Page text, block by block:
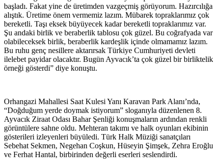
başladı. Fakat yine de üretimden vazgeçmiş görüyorum. Hazırcılığa
alıştık. Üretime önem vermemiz lazım. Mübarek topraklarımız çok
bereketli. Taşı eksek büyüyecek kadar bereketli topraklarımız var.
Şu andaki birlik ve beraberlik tablosu çok güzel. Bu coğrafyada var
olabileceksek birlik, beraberlik kardeşlik içinde olmamamız lazım.
Bu ruhu genç nesillere aktarırsak Türkiye Cumhuriyeti devleti
ilelebet payidar olacaktır. Bugün Ayvacık’ta çok güzel bir birliktelik
örneği gösterdi” diye konuştu.
Orhangazi Mahallesi Saat Kulesi Yanı Karavan Park Alanı’nda,
“Doğduğum yerde doymak istiyorum” sloganıyla düzenlenen 8.
Ayvacık Ziraat Odası Bahar Şenliği konuşmaların ardından renkli
görüntülere sahne oldu. Mehteran takımı ve halk oyunları ekibinin
gösterileri izleyenleri büyüledi. Türk Halk Müziği sanatçıları
Sebehat Sekmen, Negehan Coşkun, Hüseyin Şimşek, Zehra Eroğlu
ve Ferhat Hantal, birbirinden değerli eserleri seslendirdi.